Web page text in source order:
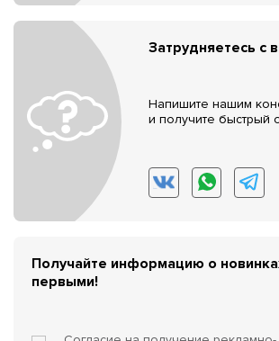
Затрудняетесь с
Напишите нашим
и получите быстрый
Получайте информацию о
первыми!